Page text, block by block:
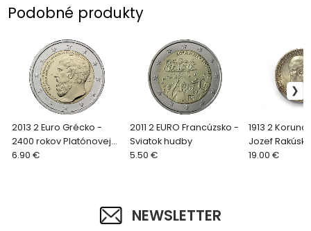
Podobné produkty
2013 2 Euro Grécko -
2400 rokov Platónovej
Akadémie
6.90 €
2011 2 EURO Francúzsko -
Sviatok hudby
5.50 €
1913 2 Koruna
Jozef
19.00 €
NEWSLETTER